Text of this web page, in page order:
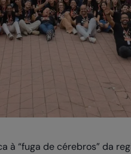
“fuga de cérebros” da